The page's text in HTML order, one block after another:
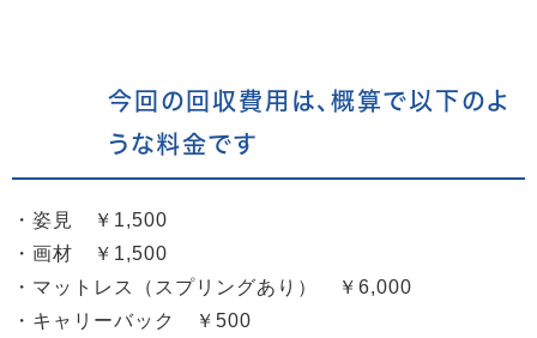
今回の回収費用は、概算で以下のよ
うな料金です
・姿見 ￥1,500
・画材 ￥1,500
・マットレス（スプリングあり） ￥6,000
・キャリーバック ￥500